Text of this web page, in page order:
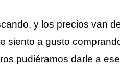
y los precios van
siento a gusto
pudiéramos darle a